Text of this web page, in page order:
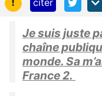
citer
Je suis juste
chaîne
monde. Sa
France 2.